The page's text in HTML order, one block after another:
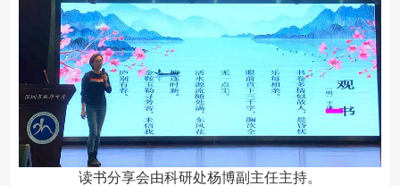
读书分享会由科研处杨博副主任主持。